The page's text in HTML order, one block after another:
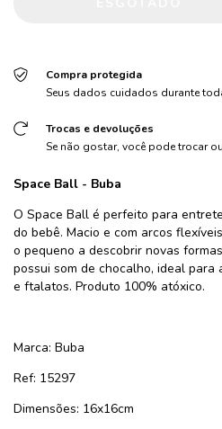
Compra protegida
Seus dados cuidados durante
Trocas e devoluções
Se não gostar, você pode trocar
Space Ball - Buba
O Space Ball é perfeito para
do bebê. Macio e com arcos
o pequeno a descobrir novas
possui som de chocalho, ideal para
e ftalatos. Produto 100% atóxico.
Marca: Buba
Ref: 15297
Dimensões: 16x16cm